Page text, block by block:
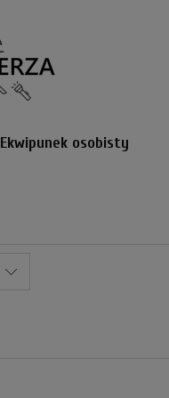
Ekwipunek osobisty